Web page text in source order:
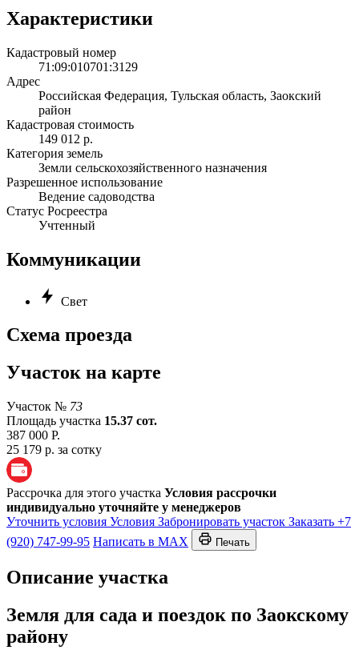
Характеристики
Кадастровый номер
71:09:010701:3129
Адрес
Российская Федерация, Тульская область, Заокский
район
Кадастровая стоимость
149 012 р.
Категория земель
Земли сельскохозяйственного назначения
Разрешенное использование
Ведение садоводства
Статус Росреестра
Учтенный
Коммуникации
Свет
Схема проезда
Участок на карте
Участок № 73
Площадь участка 15.37 сот.
387 000 Р.
25 179 р. за сотку
Рассрочка для этого участка Условия рассрочки
индивидуально уточняйте у менеджеров
Уточнить условия Условия Забронировать участок Заказать +7
(920) 747-99-95 Написать в MAX Печать
Описание участка
Земля для сада и поездок по Заокскому
району